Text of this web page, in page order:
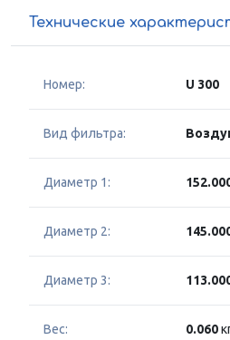
Технические
Номер: U 300
Вид фильтра:
Диаметр 1:
Диаметр 2:
Диаметр 3:
Вес: 0.060